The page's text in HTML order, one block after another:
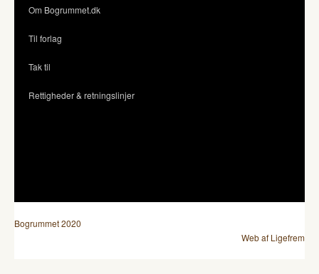
Om Bogrummet.dk
Til forlag
Tak til
Rettigheder & retningslinjer
Bogrummet 2020
Web af Ligefrem